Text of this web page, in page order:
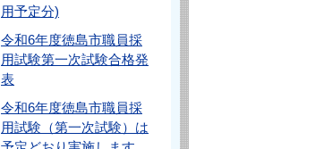
用予定分)
令和6年度徳島市職員採
用試験第一次試験合格発
表
令和6年度徳島市職員採
用試験（第一次試験）は